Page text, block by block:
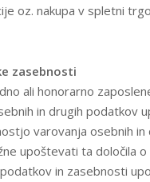
oz. nakupa v spletni
zasebnosti
ali honorarno
in drugih podatkov
varovanja osebnih in
upoštevati ta določila o
in zasebnosti